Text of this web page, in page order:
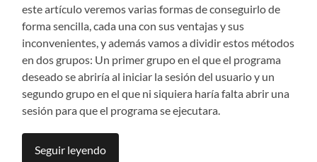
este artículo veremos varias formas de conseguirlo de
forma sencilla, cada una con sus ventajas y sus
inconvenientes, y además vamos a dividir estos métodos
en dos grupos: Un primer grupo en el que el programa
deseado se abriría al iniciar la sesión del usuario y un
segundo grupo en el que ni siquiera haría falta abrir una
sesión para que el programa se ejecutara.
Seguir leyendo